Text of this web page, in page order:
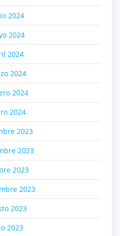
2024
2024
2024
2024
2024
2024
2023
2023
2023
2023
2023
2023